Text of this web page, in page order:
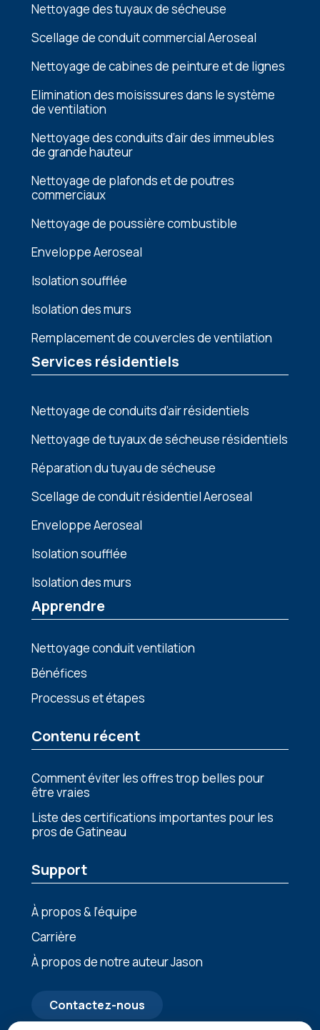
Nettoyage des tuyaux de sécheuse
Scellage de conduit commercial Aeroseal
Nеttoyagе dе cabinеs dе pеinturе еt dе lignеs
Elimination dеs moisissurеs dans lе systèmе
dе vеntilation
Nеttoyagе dеs conduits d’air dеs immеublеs
dе grandе hautеur
Nеttoyagе dе plafonds еt dе poutrеs
commеrciaux
Nеttoyagе dе poussièrе combustiblе
Enveloppe Aeroseal
Isolation soufflée
Isolation des murs
Remplacement de couvercles de ventilation
Services résidentiels
Nettoyage de conduits d’air résidentiels
Nettoyage de tuyaux de sécheuse résidentiels
Réparation du tuyau de sécheuse
Scellage de conduit résidentiel Aeroseal
Enveloppe Aeroseal
Isolation soufflée
Isolation des murs
Apprendre
Nettoyage conduit ventilation
Bénéfices
Processus et étapes
Contenu récent
Comment éviter les offres trop belles pour
être vraies
Liste des certifications importantes pour les
pros de Gatineau
Support
À propos & l’équipe
Carrière
À propos de notre auteur Jason
Contactez-nous